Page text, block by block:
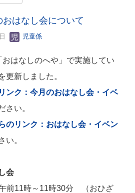
おはなし会について
児童係
はなしのへや」で実施してい
更新しました。
ンク：今月のおはなし会・イベ
さい。
のリンク：おはなし会・イベン
い。
会
11時～11時30分 （おひざ